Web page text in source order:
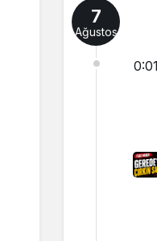
7
Ağustos
0:01